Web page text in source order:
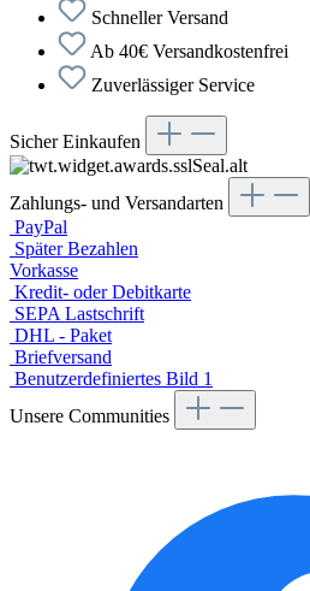
Schneller Versand
Ab 40€ Versandkostenfrei
Zuverlässiger Service
Sicher Einkaufen
Zahlungs- und Versandarten
PayPal
Später Bezahlen
Vorkasse
Kredit- oder Debitkarte
SEPA Lastschrift
DHL - Paket
Briefversand
Benutzerdefiniertes Bild 1
Unsere Communities